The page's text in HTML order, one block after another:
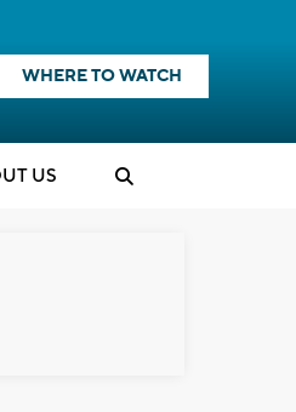
WHERE TO WATCH
US